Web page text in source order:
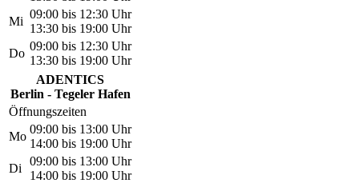
Mi
09:00 bis 12:30 Uhr
13:30 bis 19:00 Uhr
Do
09:00 bis 12:30 Uhr
13:30 bis 19:00 Uhr
ADENTICS
Berlin - Tegeler Hafen
Öffnungszeiten
Mo
09:00 bis 13:00 Uhr
14:00 bis 19:00 Uhr
Di
09:00 bis 13:00 Uhr
14:00 bis 19:00 Uhr